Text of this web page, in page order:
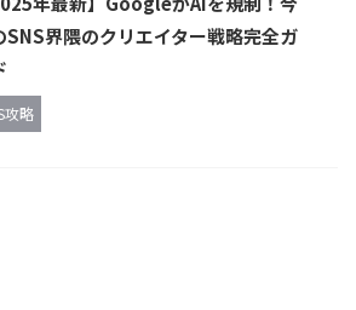
SNS界隈のクリエイター戦略完全ガ
攻略